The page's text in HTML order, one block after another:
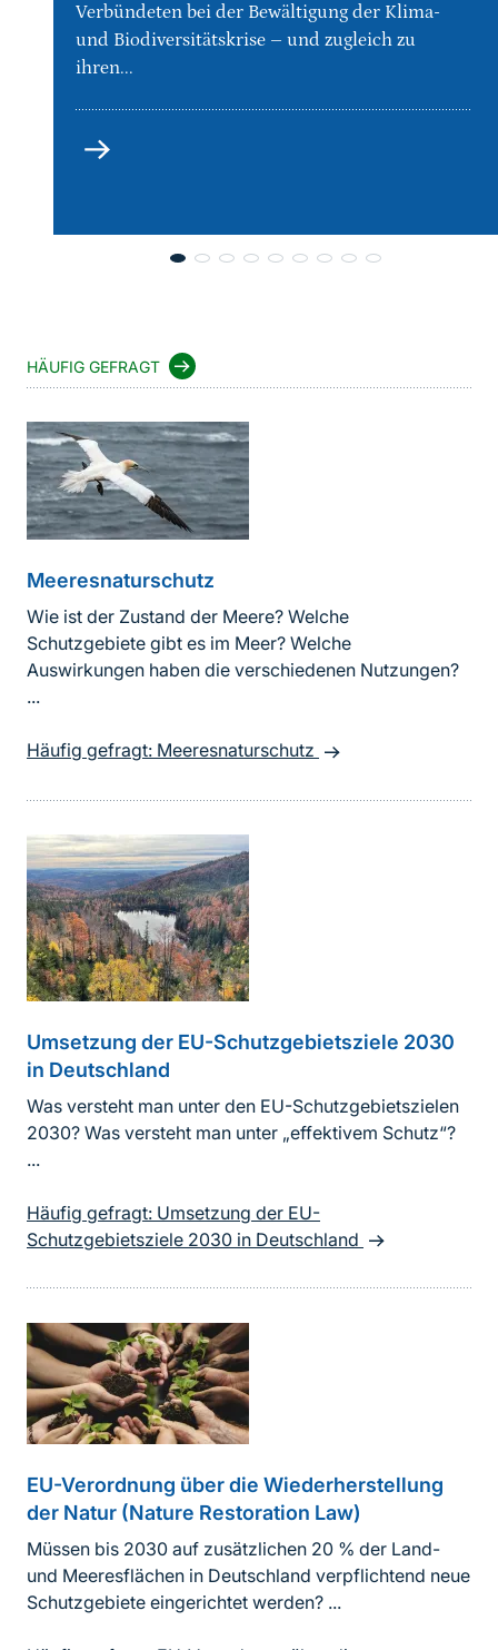
Verbündeten bei der Bewältigung der Klima-
und Biodiversitätskrise – und zugleich zu
ihren...
mehr
HÄUFIG GEFRAGT
Meeresnaturschutz
Wie ist der Zustand der Meere? Welche
Schutzgebiete gibt es im Meer? Welche
Auswirkungen haben die verschiedenen Nutzungen?
...
Häufig gefragt: Meeresnaturschutz
Umsetzung der EU-Schutzgebietsziele 2030
in Deutschland
Was versteht man unter den EU-Schutzgebietszielen
2030? Was versteht man unter „effektivem Schutz“?
...
Häufig gefragt: Umsetzung der EU-
Schutzgebietsziele 2030 in Deutschland
EU-Verordnung über die Wiederherstellung
der Natur (Nature Restoration Law)
Müssen bis 2030 auf zusätzlichen 20 % der Land-
und Meeresflächen in Deutschland verpflichtend neue
Schutzgebiete eingerichtet werden? ...